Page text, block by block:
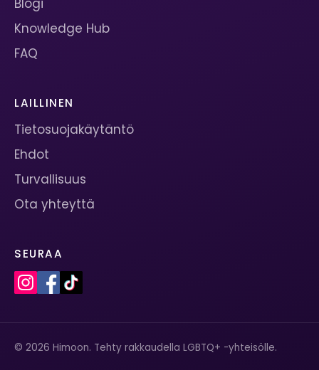
Blogi
Knowledge Hub
FAQ
LAILLINEN
Tietosuojakäytäntö
Ehdot
Turvallisuus
Ota yhteyttä
SEURAA
© 2026 Himoon. Tehty rakkaudella LGBTQ+ -yhteisölle.